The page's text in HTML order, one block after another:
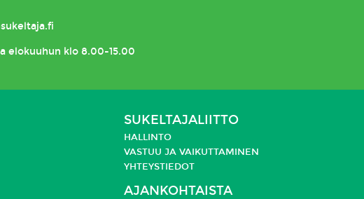
elokuuhun klo 8.00-15.00
SUKELTAJALIITTO
HALLINTO
VASTUU JAVAIKUTTAMINEN
YHTEYSTIEDOT
AJANKOHTAISTA